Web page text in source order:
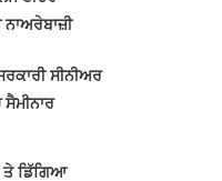
ਸੀਨੀਅਰ
ਤੇ ਡਿੱਗਿਆ